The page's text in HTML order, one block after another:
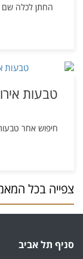
החתן לכלה שם
טבעות
חיפוש אחר
צפייה בכל
סניף תל אביב